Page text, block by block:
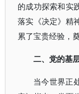
的成功探索和实
落实《决定》精
累了宝贵经验，
二、党的基
当今世界正